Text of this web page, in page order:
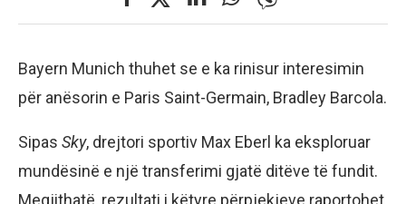
Bayern Munich thuhet se e ka rinisur interesimin
për anësorin e Paris Saint-Germain, Bradley Barcola.
Sipas Sky, drejtori sportiv Max Eberl ka eksploruar
mundësinë e një transferimi gjatë ditëve të fundit.
Megjithatë, rezultati i këtyre përpjekjeve raportohet